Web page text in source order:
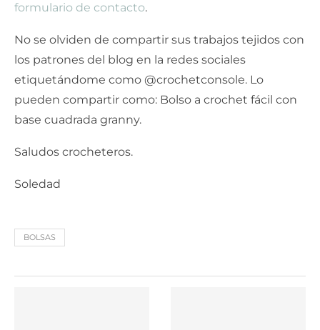
formulario de contacto.
No se olviden de compartir sus trabajos tejidos con
los patrones del blog en la redes sociales
etiquetándome como @crochetconsole. Lo
pueden compartir como: Bolso a crochet fácil con
base cuadrada granny.
Saludos crocheteros.
Soledad
BOLSAS